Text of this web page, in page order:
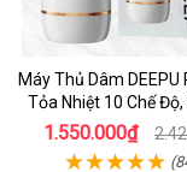
Máy Thủ Dâm DEEPU
Tỏa Nhiệt 10 Chế Độ,
1.550.000₫